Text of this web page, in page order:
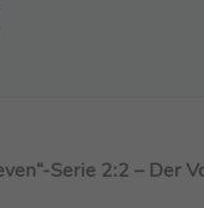
Serie 2:2 – Der